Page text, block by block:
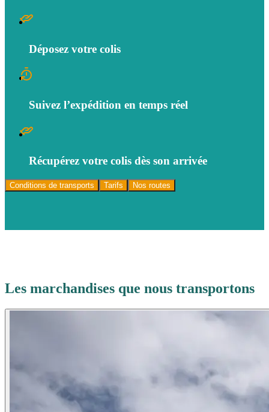
Déposez votre colis
Suivez l’expédition en temps réel
Récupérez votre colis dès son arrivée
Conditions de transports Tarifs Nos routes
Les marchandises que nous transportons